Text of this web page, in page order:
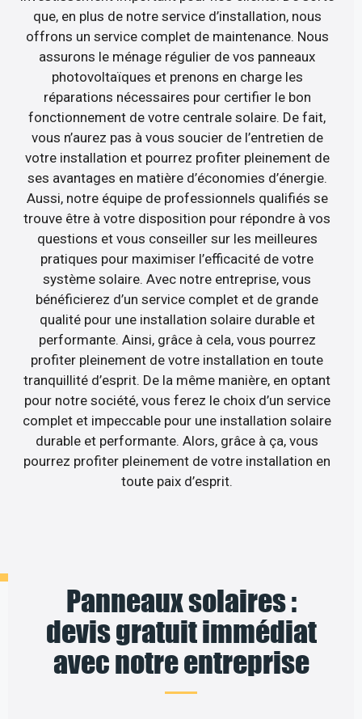
que, en plus de notre service d’installation, nous
offrons un service complet de maintenance. Nous
assurons le ménage régulier de vos panneaux
photovoltaïques et prenons en charge les
réparations nécessaires pour certifier le bon
fonctionnement de votre centrale solaire. De fait,
vous n’aurez pas à vous soucier de l’entretien de
votre installation et pourrez profiter pleinement de
ses avantages en matière d’économies d’énergie.
Aussi, notre équipe de professionnels qualifiés se
trouve être à votre disposition pour répondre à vos
questions et vous conseiller sur les meilleures
pratiques pour maximiser l’efficacité de votre
système solaire. Avec notre entreprise, vous
bénéficierez d’un service complet et de grande
qualité pour une installation solaire durable et
performante. Ainsi, grâce à cela, vous pourrez
profiter pleinement de votre installation en toute
tranquillité d’esprit. De la même manière, en optant
pour notre société, vous ferez le choix d’un service
complet et impeccable pour une installation solaire
durable et performante. Alors, grâce à ça, vous
pourrez profiter pleinement de votre installation en
toute paix d’esprit.
Panneaux solaires :
devis gratuit immédiat
avec notre entreprise